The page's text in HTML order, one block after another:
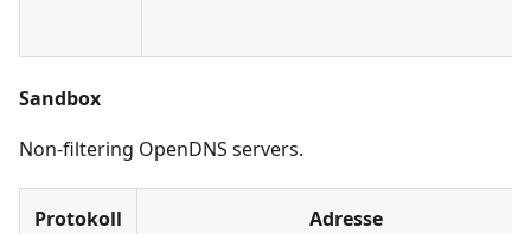
Sandbox
Non-filtering OpenDNS servers.
Protokoll Adresse